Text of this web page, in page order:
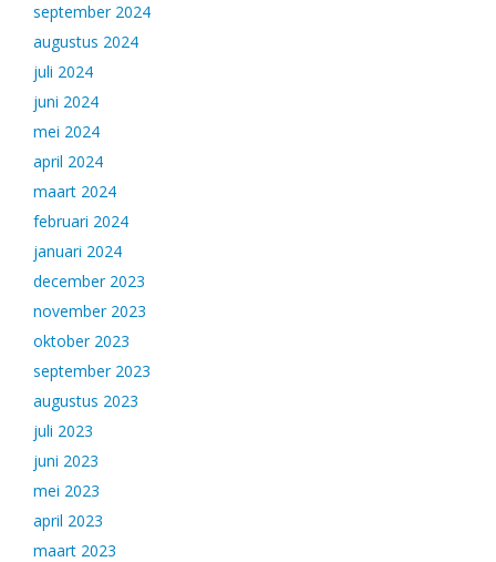
september 2024
augustus 2024
juli 2024
juni 2024
mei 2024
april 2024
maart 2024
februari 2024
januari 2024
december 2023
november 2023
oktober 2023
september 2023
augustus 2023
juli 2023
juni 2023
mei 2023
april 2023
maart 2023